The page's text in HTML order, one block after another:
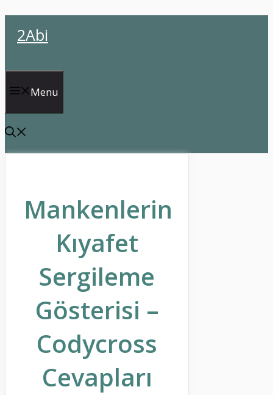
atla2Abi
Menu
Mankenlerin
Kıyafet
Sergileme
Gösterisi –
Codycross
Cevapları